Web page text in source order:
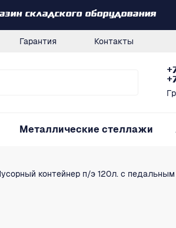
складского оборудования
Гарантия Контакты
Металлические стеллажи
контейнер п/э 120л. с